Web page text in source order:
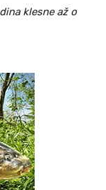
klesne až o